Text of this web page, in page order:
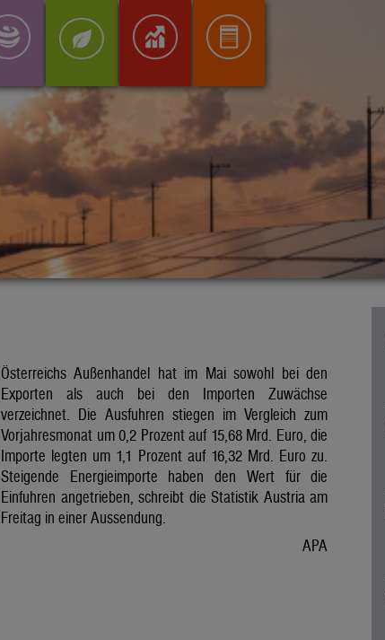
Österreichs Außenhandel hat im Mai sowohl bei den
Exporten als auch bei den Importen Zuwächse
verzeichnet. Die Ausfuhren stiegen im Vergleich zum
Vorjahresmonat um 0,2 Prozent auf 15,68 Mrd. Euro, die
Importe legten um 1,1 Prozent auf 16,32 Mrd. Euro zu.
Steigende Energieimporte haben den Wert für die
Einfuhren angetrieben, schreibt die Statistik Austria am
Freitag in einer Aussendung.
APA